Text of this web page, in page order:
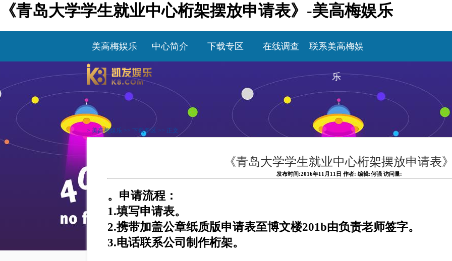
《青岛大学学生就业中心桁架摆放申请表》-美高梅娱乐
美高梅娱乐 中心简介 下载专区 在线调查 联系美高梅娱
乐
> 美高梅娱乐 >> 下载专区 >> 正文
《青岛大学学生就业中心桁架摆放申请表
发布时间:2016年11月11日 作者: 编辑:何强 访问量:
。申请流程：
1.填写申请表。
2.携带加盖公章纸质版申请表至博文楼201b由负责老师签字。
3.电话联系公司 制作桁架。